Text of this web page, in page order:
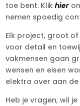
toe bent. Klikhier
nemen spoedig
Elk project, groot
voor detail en
vakmensen gaan
wensen en eisen
elektra over aan
Heb je vragen, wil